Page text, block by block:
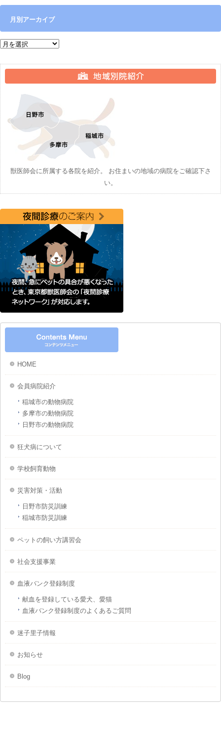
月別アーカイブ
月別アーカイブ
獣医師会に所属する各院を紹介。 お住まいの地域の病院をご確認下さ
い。
HOME
会員病院紹介
稲城市の動物病院
多摩市の動物病院
日野市の動物病院
狂犬病について
学校飼育動物
災害対策・活動
日野市防災訓練
稲城市防災訓練
ペットの飼い方講習会
社会支援事業
血液バンク登録制度
献血を登録している愛犬、愛猫
血液バンク登録制度のよくあるご質問
迷子里子情報
お知らせ
Blog